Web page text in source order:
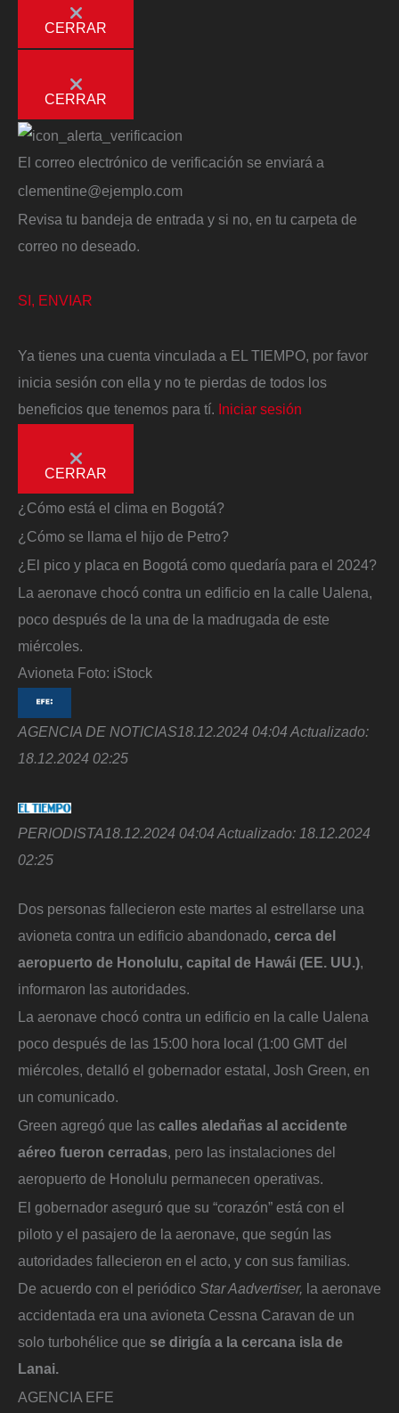
CERRAR
CERRAR
El correo electrónico de verificación se enviará a
clementine@ejemplo.com
Revisa tu bandeja de entrada y si no, en tu carpeta de
correo no deseado.
SI, ENVIAR
Ya tienes una cuenta vinculada a EL TIEMPO, por favor
inicia sesión con ella y no te pierdas de todos los
beneficios que tenemos para tí. Iniciar sesión
CERRAR
¿Cómo está el clima en Bogotá?
¿Cómo se llama el hijo de Petro?
¿El pico y placa en Bogotá como quedaría para el 2024?
La aeronave chocó contra un edificio en la calle Ualena,
poco después de la una de la madrugada de este
miércoles.
Avioneta Foto: iStock
AGENCIA DE NOTICIAS18.12.2024 04:04 Actualizado:
18.12.2024 02:25
PERIODISTA18.12.2024 04:04 Actualizado: 18.12.2024
02:25
Dos personas fallecieron este martes al estrellarse una
avioneta contra un edificio abandonado, cerca del
aeropuerto de Honolulu, capital de Hawái (EE. UU.),
informaron las autoridades.
La aeronave chocó contra un edificio en la calle Ualena
poco después de las 15:00 hora local (1:00 GMT del
miércoles, detalló el gobernador estatal, Josh Green, en
un comunicado.
Green agregó que las calles aledañas al accidente
aéreo fueron cerradas, pero las instalaciones del
aeropuerto de Honolulu permanecen operativas.
El gobernador aseguró que su “corazón” está con el
piloto y el pasajero de la aeronave, que según las
autoridades fallecieron en el acto, y con sus familias.
De acuerdo con el periódico Star Aadvertiser, la aeronave
accidentada era una avioneta Cessna Caravan de un
solo turbohélice que se dirigía a la cercana isla de
Lanai.
AGENCIA EFE